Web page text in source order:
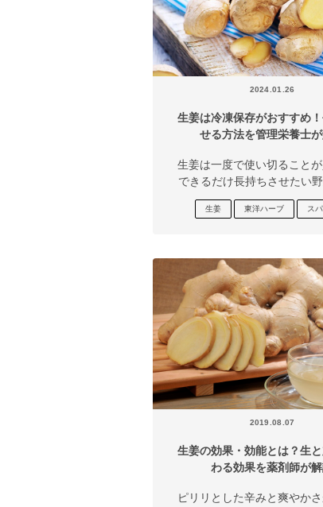
2024.01.26
生姜は冷凍保存がおすすめ
せる方法を管理栄養士
生姜は一度で使い切ることが
できるだけ長持ちさせたい
生姜 東洋ハーブ ス
2019.08.07
生姜の効果・効能とは？生
わる効果を薬剤師が
ピリリとした辛みと爽やか